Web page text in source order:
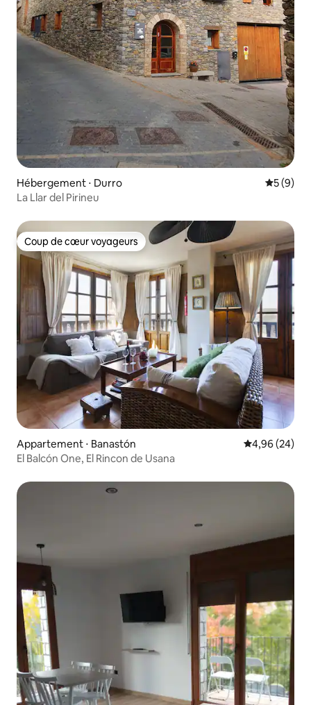
Hébergement ⋅ Durro
5 (9)
La Llar del Pirineu
Coup de cœur voyageurs
Coup de cœur voyageurs
Appartement ⋅ Banastón Évaluation
4,96 (24)
El Balcón One, El Rincon de Usana